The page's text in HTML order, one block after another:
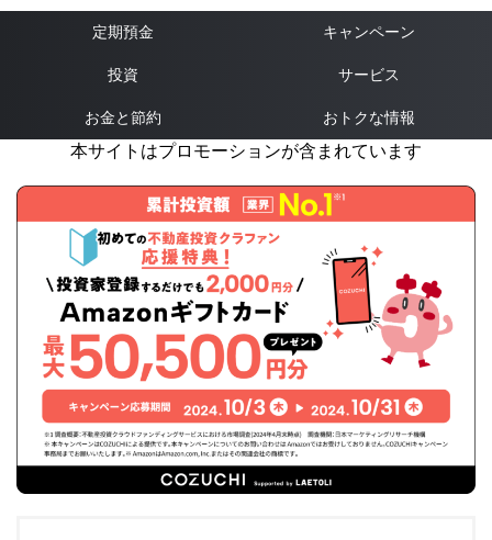
定期預金 キャンペーン
投資 サービス
お金と節約 おトクな情報
本サイトはプロモーションが含まれています